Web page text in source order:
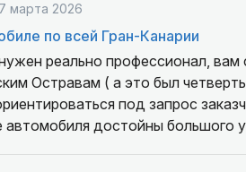
7 марта 2026
по всей Гран-Канарии
реально профессионал,
Остравам ( а это был
под запрос
достойны большого